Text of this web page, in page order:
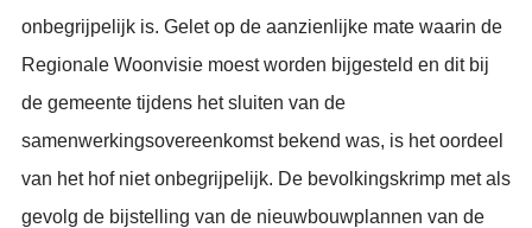
onbegrijpelijk is. Gelet op de aanzienlijke mate waarin de
Regionale Woonvisie moest worden bijgesteld en dit bij
de gemeente tijdens het sluiten van de
samenwerkingsovereenkomst bekend was, is het oordeel
van het hof niet onbegrijpelijk. De bevolkingskrimp met als
gevolg de bijstelling van de nieuwbouwplannen van de